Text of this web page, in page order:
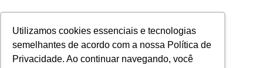
Utilizamos cookies essenciais e tecnologias
semelhantes de acordo com a nossa Política de
Privacidade. Ao continuar navegando, você